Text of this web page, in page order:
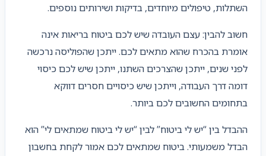
השתלות, טיפולים מיוחדים, בדיקות ושירותים נוספים.
חשוב להבין: עצם העובדה שיש לכם ביטוח בריאות אינה
אומרת בהכרח שהוא מתאים לכם. ייתכן שהפוליסה נרכשה
לפני שנים, ייתכן שהצרכים השתנו, ייתכן שיש לכם כיסוי
דומה דרך העבודה, וייתכן שיש כיסויים חסרים דווקא
בתחומים החשובים לכם ביותר.
ההבדל בין “יש לי ביטוח” לבין “יש לי ביטוח שמתאים לי” הוא
הבדל משמעותי. ביטוח שמתאים לכם אמור לקחת בחשבון